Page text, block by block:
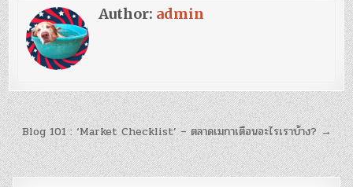
Author: admin
แนะแนว
เรื่อง
Blog 101 : ‘Market Checklist’ – ตลาดเมกาเตือนอะไรเราบ้าง? →